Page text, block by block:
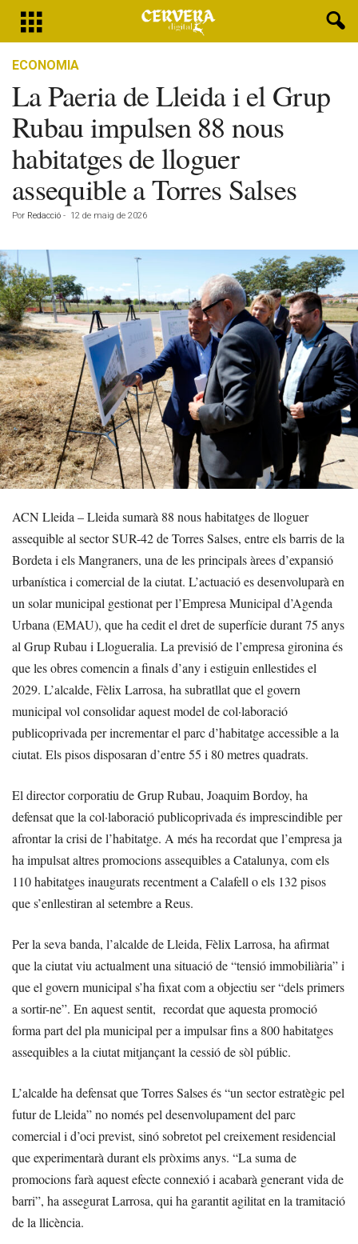
ECONOMIA
La Paeria de Lleida i el Grup
Rubau impulsen 88 nous
habitatges de lloguer
assequible a Torres Salses
Por Redacció - 12 de maig de 2026
ACN Lleida – Lleida sumarà 88 nous habitatges de lloguer
assequible al sector SUR-42 de Torres Salses, entre els barris de la
Bordeta i els Mangraners, una de les principals àrees d’expansió
urbanística i comercial de la ciutat. L’actuació es desenvoluparà en
un solar municipal gestionat per l’Empresa Municipal d’Agenda
Urbana (EMAU), que ha cedit el dret de superfície durant 75 anys
al Grup Rubau i Llogueralia. La previsió de l’empresa gironina és
que les obres comencin a finals d’any i estiguin enllestides el
2029. L’alcalde, Fèlix Larrosa, ha subratllat que el govern
municipal vol consolidar aquest model de col·laboració
publicoprivada per incrementar el parc d’habitatge accessible a la
ciutat. Els pisos disposaran d’entre 55 i 80 metres quadrats.
El director corporatiu de Grup Rubau, Joaquim Bordoy, ha
defensat que la col·laboració publicoprivada és imprescindible per
afrontar la crisi de l’habitatge. A més ha recordat que l’empresa ja
ha impulsat altres promocions assequibles a Catalunya, com els
110 habitatges inaugurats recentment a Calafell o els 132 pisos
que s’enllestiran al setembre a Reus.
Per la seva banda, l’alcalde de Lleida, Fèlix Larrosa, ha afirmat
que la ciutat viu actualment una situació de “tensió immobiliària” i
que el govern municipal s’ha fixat com a objectiu ser “dels primers
a sortir-ne”. En aquest sentit, recordat que aquesta promoció
forma part del pla municipal per a impulsar fins a 800 habitatges
assequibles a la ciutat mitjançant la cessió de sòl públic.
L’alcalde ha defensat que Torres Salses és “un sector estratègic pel
futur de Lleida” no només pel desenvolupament del parc
comercial i d’oci previst, sinó sobretot pel creixement residencial
que experimentarà durant els pròxims anys. “La suma de
promocions farà aquest efecte connexió i acabarà generant vida de
barri”, ha assegurat Larrosa, qui ha garantit agilitat en la tramitació
de la llicència.